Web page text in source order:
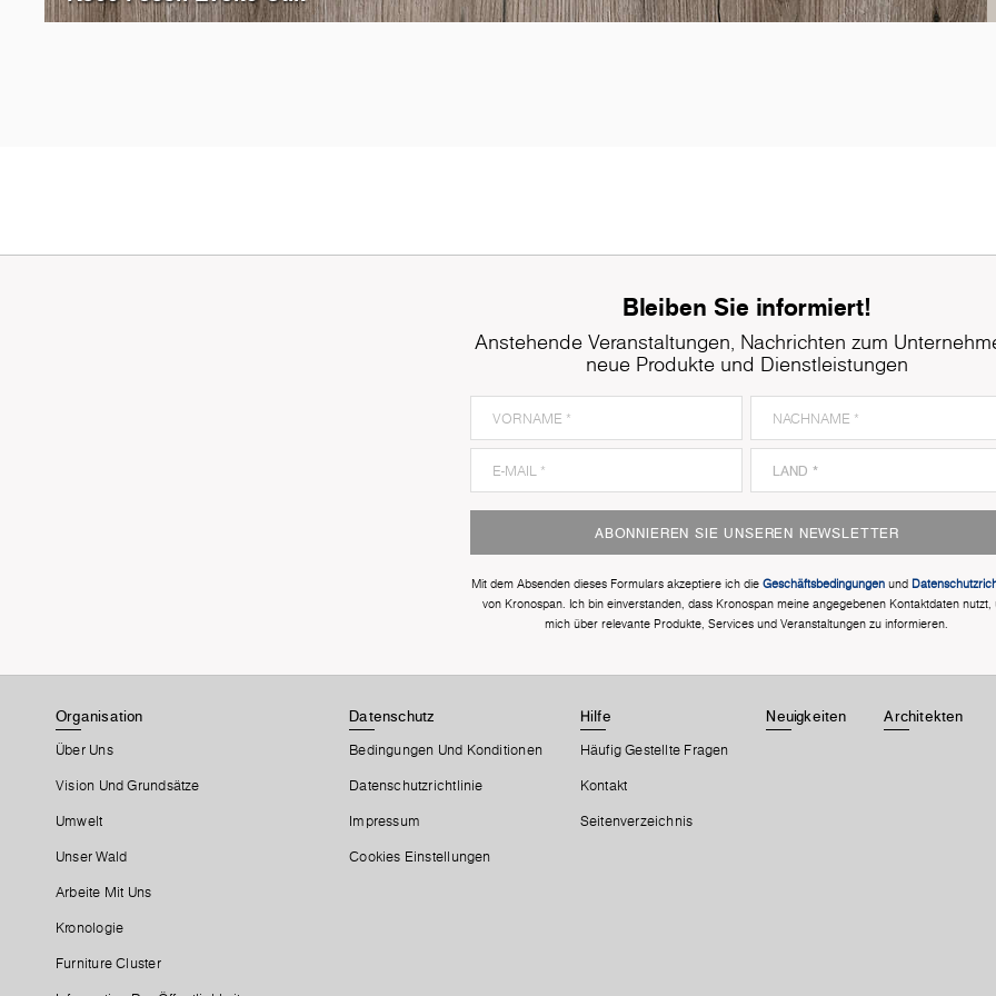
5194Oxide Vintage Oak K005Oyster Urban Oak
Bleiben Sie informiert!
Anstehende Veranstaltungen, Nachrichten zum
neue Produkte und Dienstleistungen
ABONNIEREN SIE UNSEREN NEWSLETTER
Mit dem Absenden dieses Formulars akzeptiere ich dieGeschäftsbedingungen und
von Kronospan. Ich bin einverstanden, dass Kronospan meine angegebenen Kontaktdaten nutzt,
mich über relevante Produkte, Services und Veranstaltungen zu informieren.
Organisation
Über Uns
Vision Und Grundsätze
Umwelt
Unser Wald
Arbeite Mit Uns
Kronologie
Furniture Cluster
Datenschutz
Bedingungen Und Konditionen
Datenschutzrichtlinie
Impressum
Cookies Einstellungen
Hilfe
Häufig Gestellte Fragen
Kontakt
Seitenverzeichnis
Neuigkeiten Architekten